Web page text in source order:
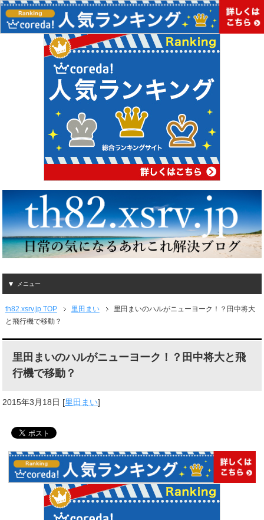
メニュー
th82.xsrv.jp TOP 里田まい
里田まいのハルがニューヨーク！？田中将大
と飛行機で移動？
里田まいのハルがニューヨーク！？田中将大と飛
行機で移動？
2015年3月18日 [里田まい]